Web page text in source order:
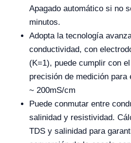
Apagado automático si no
minutos.
Adopta la tecnología
conductividad, con
(K=1), puede cumplir con
precisión de medición para
~ 200mS/cm
Puede conmutar entre
salinidad y resistividad.
TDS y salinidad para